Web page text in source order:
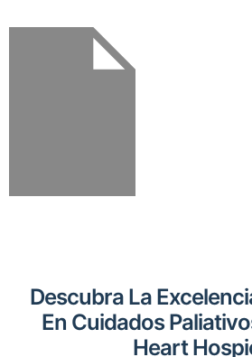
Descubra La
En Cuidados
Heart